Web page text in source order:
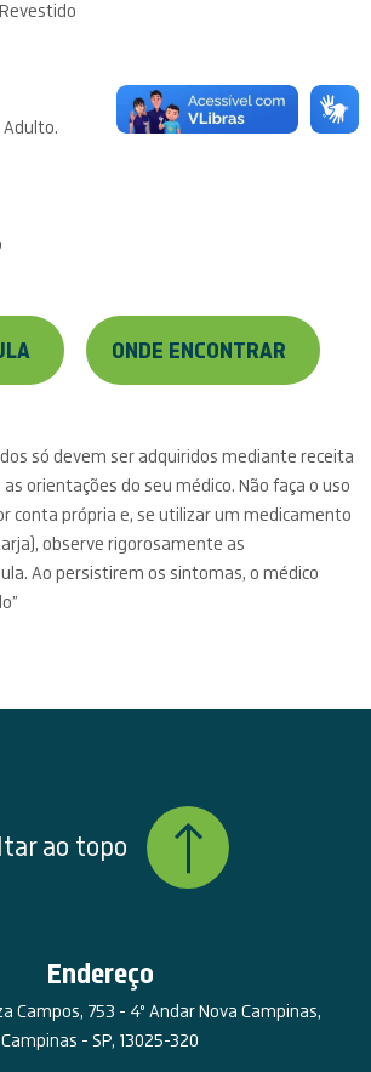
Adulto.
ONDE ENCONTRAR
só devem ser adquiridos mediante receita
orientações do seu médico. Não faça o uso
conta própria e, se utilizar um medicamento
observe rigorosamente as
Ao persistirem os sintomas, o médico
Endereço
Campos, 753 - 4º Andar Nova Campinas,
Campinas - SP, 13025-320
ao topo